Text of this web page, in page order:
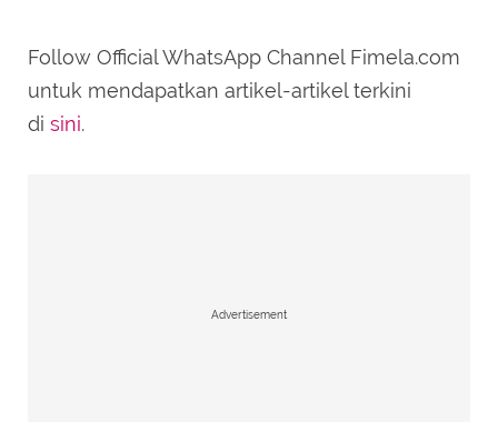
Follow Official WhatsApp Channel Fimela.com
untuk mendapatkan artikel-artikel terkini
di sini.
Advertisement